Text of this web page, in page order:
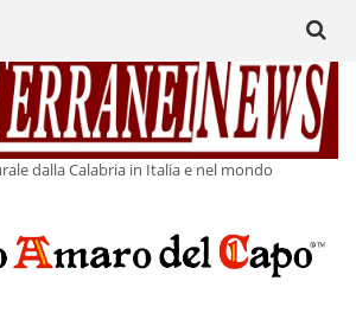
dalla Calabria in Italia e nel mondo
for: